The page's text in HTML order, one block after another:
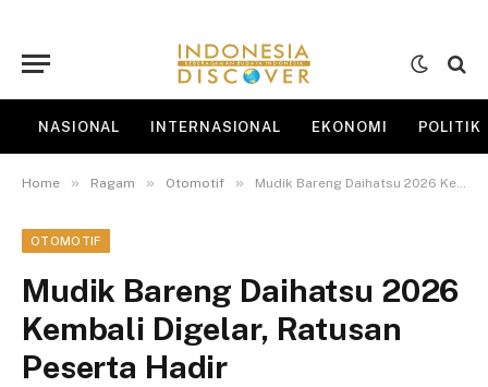
NASIONAL INTERNASIONAL EKONOMI POLITIK
Home » Ragam » Otomotif » Mudik Bareng Daihatsu 2026 Kembali Digelar, Ratusan Peserta Hadir
OTOMOTIF
Mudik Bareng Daihatsu 2026
Kembali Digelar, Ratusan
Peserta Hadir